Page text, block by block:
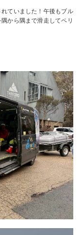
ていました！午後もブル
から隅まで滑走してペリ